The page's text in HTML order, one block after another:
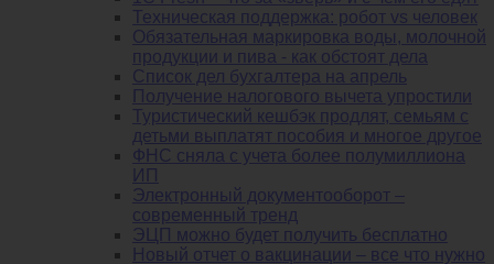
Техническая поддержка: робот vs человек
Обязательная маркировка воды, молочной
продукции и пива - как обстоят дела
Список дел бухгалтера на апрель
Получение налогового вычета упростили
Туристический кешбэк продлят, семьям с
детьми выплатят пособия и многое другое
ФНС сняла с учета более полумиллиона
ИП
Электронный документооборот –
современный тренд
ЭЦП можно будет получить бесплатно
Новый отчет о вакцинации – все что нужно